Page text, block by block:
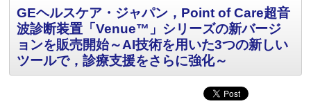
GEヘルスケア・ジャパン，Point of Care超音
波診断装置「Venue™」シリーズの新バージ
ョンを販売開始～AI技術を用いた3つの新しい
ツールで，診療支援をさらに強化～